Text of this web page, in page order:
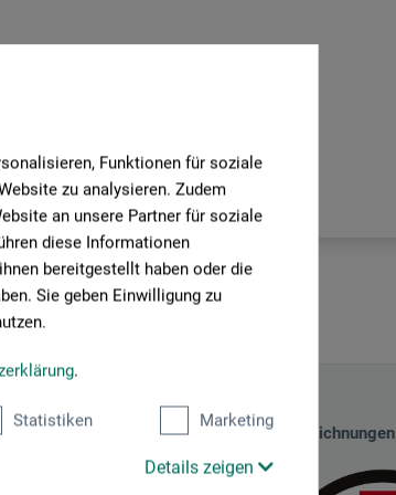
Funktionen für soziale
zu analysieren. Zudem
an unsere Partner für soziale
diese Informationen
bereitgestellt haben oder die
Sie geben Einwilligung zu
.
Statistiken Marketing
Details zeigen
unsere Kunden Auszeichnungen